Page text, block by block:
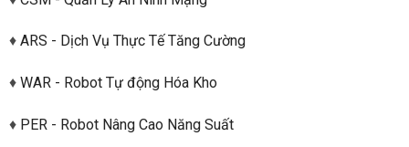
♦ ARS - Dịch Vụ Thực Tế Tăng Cường
♦ WAR - Robot Tự động Hóa Kho
♦ PER - Robot Nâng Cao Năng Suất